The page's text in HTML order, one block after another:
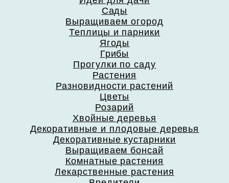
Сады
Выращиваем огород
Теплицы и парники
Ягоды
Грибы
Прогулки по саду
Растения
Разновидности растений
Цветы
Розарий
Хвойные деревья
Декоративные и плодовые деревья
Декоративные кустарники
Выращиваем бонсай
Комнатные растения
Лекарственные растения